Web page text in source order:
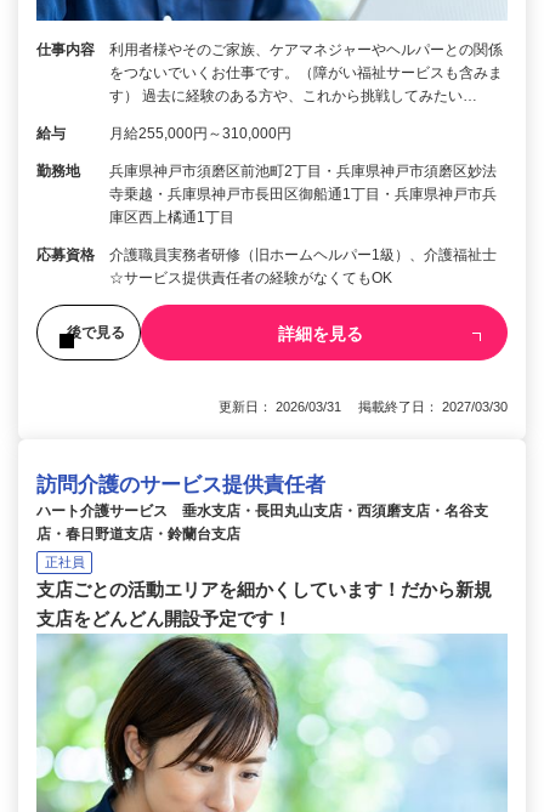
仕事内容
利用者様やそのご家族、ケアマネジャーやヘルパーとの関係
をつないでいくお仕事です。（障がい福祉サービスも含みま
す） 過去に経験のある方や、これから挑戦してみたい…
給与 月給255,000円～310,000円
勤務地
兵庫県神戸市須磨区前池町2丁目・兵庫県神戸市須磨区妙法
寺乗越・兵庫県神戸市長田区御船通1丁目・兵庫県神戸市兵
庫区西上橘通1丁目
応募資格
介護職員実務者研修（旧ホームヘルパー1級）、介護福祉士
☆サービス提供責任者の経験がなくてもOK
後で見る 詳細を見る
更新日： 2026/03/31 掲載終了日： 2027/03/30
訪問介護のサービス提供責任者
ハート介護サービス 垂水支店・長田丸山支店・西須磨支店・名谷支
店・春日野道支店・鈴蘭台支店
正社員
支店ごとの活動エリアを細かくしています！だから新規
支店をどんどん開設予定です！